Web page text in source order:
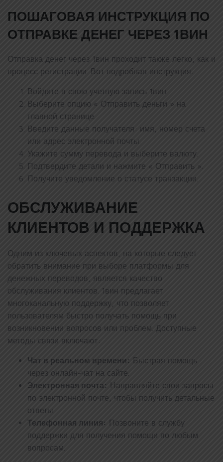
ПОШАГОВАЯ ИНСТРУКЦИЯ ПО
ОТПРАВКЕ ДЕНЕГ ЧЕРЕЗ 1ВИН
Отправка денег через 1вин проходит также легко, как и
процесс регистрации. Вот подробная инструкция:
Войдите в свою учетную запись 1вин.
Выберите опцию « Отправить деньги » на
главной странице.
Введите данные получателя: имя, номер счета
или адрес электронной почты.
Укажите сумму перевода и выберите валюту.
Подтвердите детали и нажмите « Отправить ».
Получите уведомление о статусе транзакции.
ОБСЛУЖИВАНИЕ
КЛИЕНТОВ И ПОДДЕРЖКА
Одним из ключевых аспектов, на которые следует
обратить внимание при выборе платформы для
денежных переводов, является качество
обслуживания клиентов. 1вин предлагает
многоканальную поддержку, что позволяет
пользователям быстро получать помощь при
возникновении вопросов или проблем. Доступные
методы связи включают:
Чат в реальном времени:
Быстрая помощь
через онлайн-чат на сайте.
Электронная почта: Направляйте свои запросы
по электронной почте, чтобы получить детальные
ответы.
Телефонная линия:
Позвоните в службу
поддержки для получения помощи по любым
вопросам.